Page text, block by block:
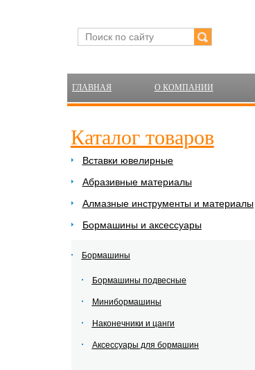
ГЛАВНАЯ О КОМПАНИИ
Каталог товаров
Вставки ювелирные
Абразивные материалы
Алмазные инструменты и материалы
Бормашины и аксессуары
Бормашины
Бормашины подвесные
Минибормашины
Наконечники и цанги
Аксессуары для бормашин